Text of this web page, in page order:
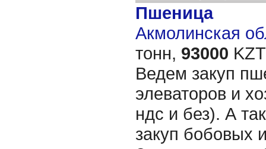
Пшеница
Акмолинская
тонн, 93000
Ведем закуп
элеваторов и
ндс и без). А
закуп бобовых